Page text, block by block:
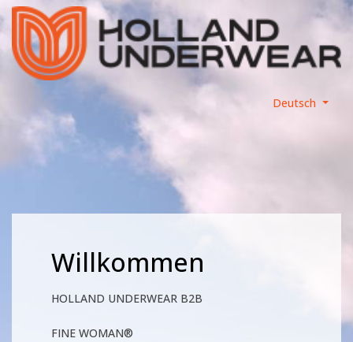
Deutsch
Willkommen
HOLLAND UNDERWEAR B2B
FINE WOMAN®